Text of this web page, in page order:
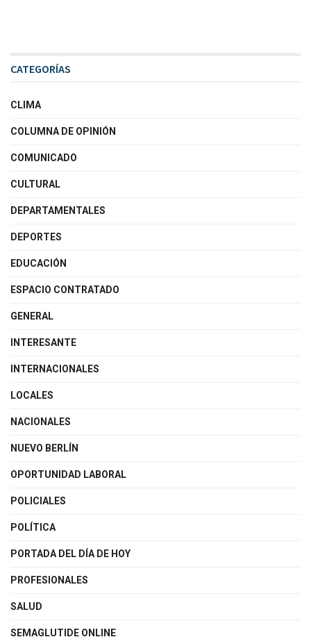
CATEGORÍAS
CLIMA
COLUMNA DE OPINIÓN
COMUNICADO
CULTURAL
DEPARTAMENTALES
DEPORTES
EDUCACIÓN
ESPACIO CONTRATADO
GENERAL
INTERESANTE
INTERNACIONALES
LOCALES
NACIONALES
NUEVO BERLÍN
OPORTUNIDAD LABORAL
POLICIALES
POLÍTICA
PORTADA DEL DÍA DE HOY
PROFESIONALES
SALUD
SEMAGLUTIDE ONLINE